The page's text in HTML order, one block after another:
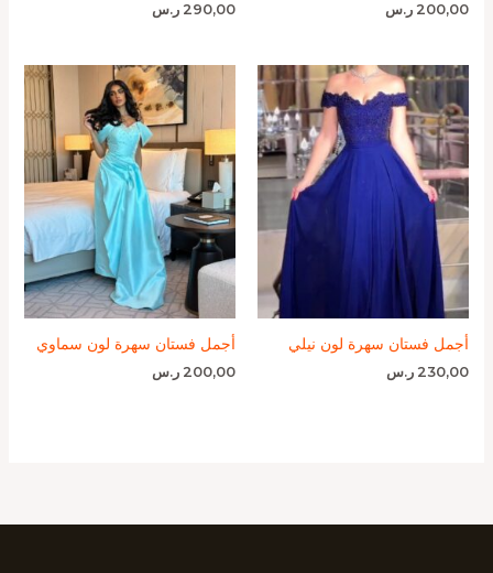
200,00 ر.س 290,00 ر.س
أجمل فستان سهرة لون نيلي
230,00 ر.س
أجمل فستان سهرة لون سماوي
200,00 ر.س